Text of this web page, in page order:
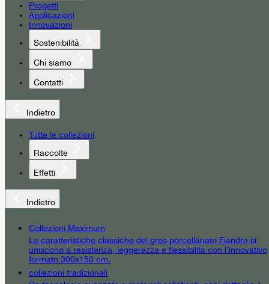
Progetti
Applicazioni
Innovazioni
Sostenibilità
Chi siamo
Contatti
Indietro
Tutte le collezioni
Raccolte
Effetti
Indietro
Collezioni Maximum
Le caratteristiche classiche del gres porcellanato Fiandre si
uniscono a resistenza, leggerezza e flessibilità con l’innovativo
formato 300x150 cm.
collezioni tradizionali